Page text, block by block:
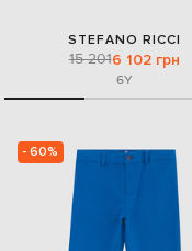
STEFANO RICCI
15 2016 102 грн
6Y
- 60%